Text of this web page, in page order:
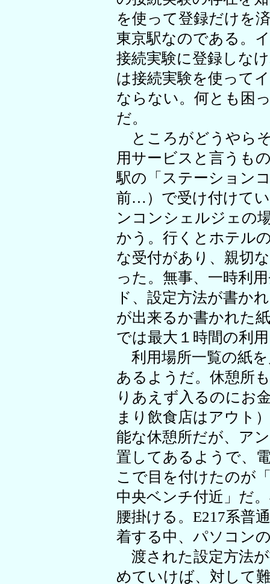
を使って登録だけを
東京駅なのである。
接続実験に登録しな
は接続実験を使って
ならない。何とも困
だ。
ところがどうやら
用サービスと言うも
駅の「ステーション
前…）で受け付けて
ンコンシェルジェの
かう。行くとホテル
な受付があり、親切
った。無事、一時利
ド、設定方法が書か
が出来るか書かれた
では最大１時間の利
利用場所一覧の紙
あるようだ。休憩所
りあえず入るのにお
まり飲食店はアウト
能な休憩所だが、ア
置してあるようで、
こで目を付けたのが
中央ベンチ付近」だ
腰掛ける。E217系普
着する中、パソコン
渡された設定方法
めていけば、対して